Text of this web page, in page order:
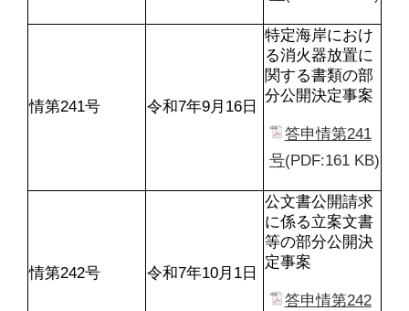
情第241号 令和7年9月16日
特定海岸におけ
る消火器放置に
関する書類の部
分公開決定事案
答申情第241
号(PDF:161 KB)
情第242号 令和7年10月1日
公文書公開請求
に係る立案文書
等の部分公開決
定事案
答申情第242